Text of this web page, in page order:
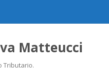
Matteucci
Tributario.